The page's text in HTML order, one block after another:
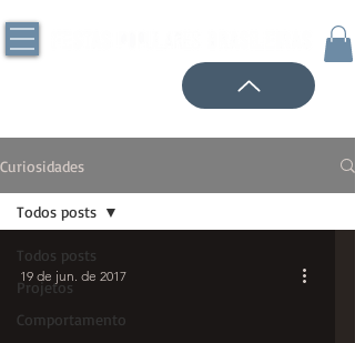
Curiosidades
Todos posts
Projetos
Comportamento
Todos posts
19 de jun. de 2017